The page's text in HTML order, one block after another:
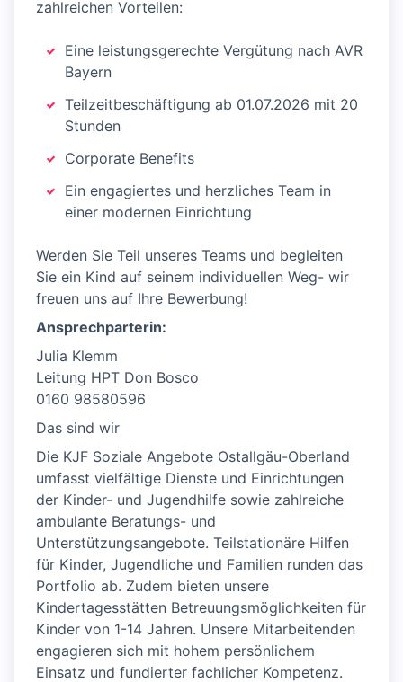
zahlreichen Vorteilen:
Eine leistungsgerechte Vergütung nach AVR
Bayern
Teilzeitbeschäftigung ab 01.07.2026 mit 20
Stunden
Corporate Benefits
Ein engagiertes und herzliches Team in
einer modernen Einrichtung
Werden Sie Teil unseres Teams und begleiten
Sie ein Kind auf seinem individuellen Weg- wir
freuen uns auf Ihre Bewerbung!
Ansprechparterin:
Julia Klemm
Leitung HPT Don Bosco
0160 98580596
Das sind wir
Die KJF Soziale Angebote Ostallgäu-Oberland
umfasst vielfältige Dienste und Einrichtungen
der Kinder- und Jugendhilfe sowie zahlreiche
ambulante Beratungs- und
Unterstützungsangebote. Teilstationäre Hilfen
für Kinder, Jugendliche und Familien runden das
Portfolio ab. Zudem bieten unsere
Kindertagesstätten Betreuungsmöglichkeiten für
Kinder von 1-14 Jahren. Unsere Mitarbeitenden
engagieren sich mit hohem persönlichem
Einsatz und fundierter fachlicher Kompetenz.